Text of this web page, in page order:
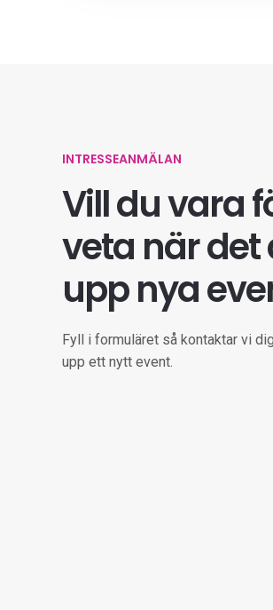
INTRESSEANMÄLAN
Vill du vara
veta när det
upp nya
Fyll i formuläret så kontaktar vi
upp ett nytt event.